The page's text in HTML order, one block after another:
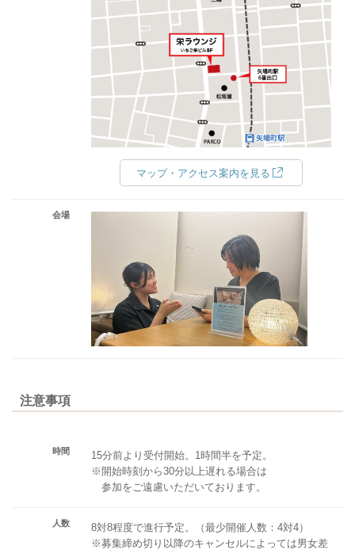
マップ・アクセス案内を見る
会場
注意事項
時間
15分前より受付開始。1時間半を予定。
※開始時刻から30分以上遅れる場合は
参加をご遠慮いただいております。
人数
8対8程度で進行予定。（最少開催人数：4対4）
※募集締め切り以降のキャンセルによっては男女差